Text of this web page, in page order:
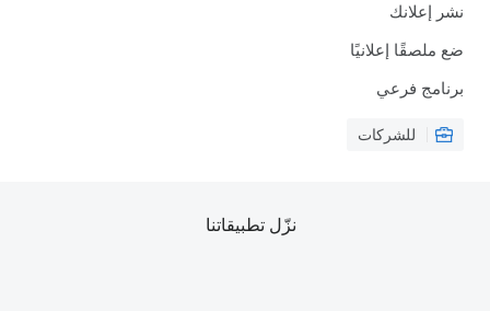
نشر إعلانك
ضع ملصقًا إعلانيًا
برنامج فرعي
للشركات
نزّل تطبيقاتنا